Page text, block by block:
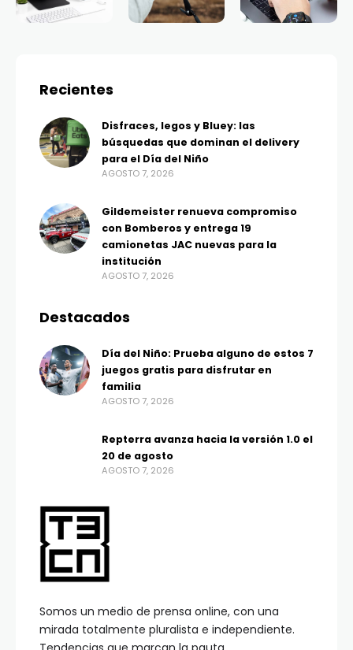
Somos un medio de prensa online, con una
mirada totalmente pluralista e independiente.
Recientes
Disfraces, legos y Bluey: las
búsquedas que dominan el delivery
para el Día del Niño
AGOSTO 7, 2026
Gildemeister renueva compromiso
con Bomberos y entrega 19
camionetas JAC nuevas para la
institución
AGOSTO 7, 2026
Destacados
Día del Niño: Prueba alguno de estos 7
juegos gratis para disfrutar en
familia
AGOSTO 7, 2026
Repterra avanza hacia la versión 1.0 el
20 de agosto
AGOSTO 7, 2026